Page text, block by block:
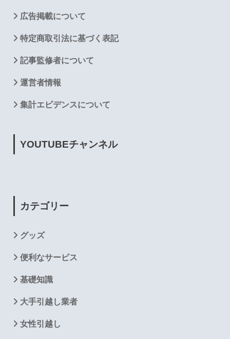
広告掲載について
特定商取引法に基づく表記
記事監修者について
運営者情報
集計エビデンスについて
YOUTUBEチャンネル
カテゴリー
グッズ
便利なサービス
基礎知識
大手引越し業者
女性引越し